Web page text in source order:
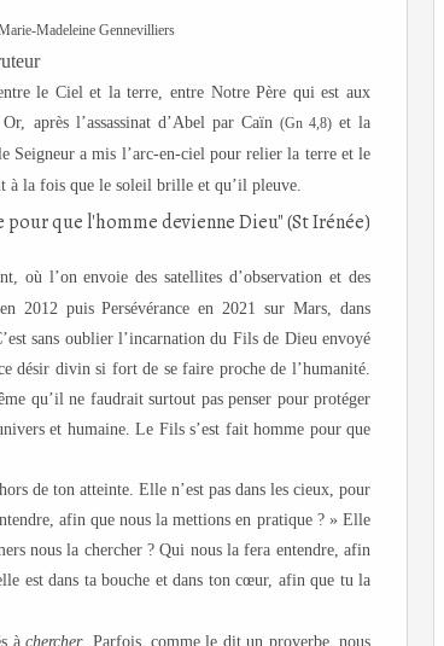
Madeleine Gennevilliers
le Ciel et la terre, entre Notre Père qui est aux
après l’assassinat d’Abel par Caïn (Gn 4,8)et la
Seigneur a mis l’arc-en-ciel pour relier la terre et le
à la fois que le soleil brille et qu’il pleuve.
où l’on envoie des satellites d’observation et des
2012 puis Persévérance en 2021 sur Mars, dans
sans oublier l’incarnation du Fils de Dieu envoyé
désir divin si fort de se faire proche de l’humanité.
qu’il ne faudrait surtout pas penser pour protéger
et humaine. Le Fils s’est fait homme pour que
de ton atteinte. Elle n’est pas dans les cieux, pour
afin que nous la mettions en pratique ? » Elle
nous la chercher ? Qui nous la fera entendre, afin
est dans ta bouche et dans ton cœur, afin que tu la
àchercher. Parfois, comme le dit un proverbe, nous